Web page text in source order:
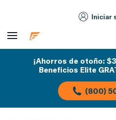
Iniciar
¡Ahorros de otoño:
Beneficios Elite
(800)